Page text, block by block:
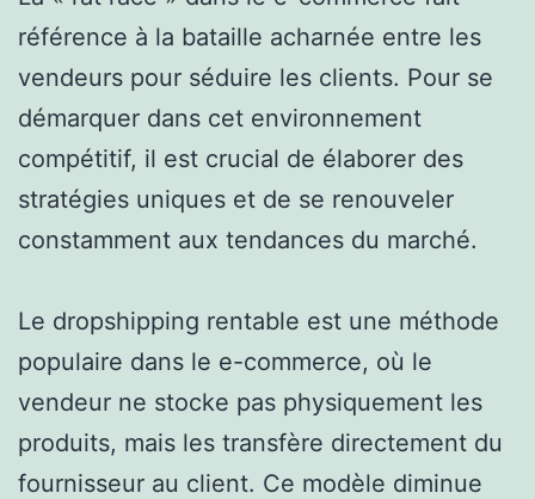
référence à la bataille acharnée entre les
vendeurs pour séduire les clients. Pour se
démarquer dans cet environnement
compétitif, il est crucial de élaborer des
stratégies uniques et de se renouveler
constamment aux tendances du marché.
Le dropshipping rentable est une méthode
populaire dans le e-commerce, où le
vendeur ne stocke pas physiquement les
produits, mais les transfère directement du
fournisseur au client. Ce modèle diminue